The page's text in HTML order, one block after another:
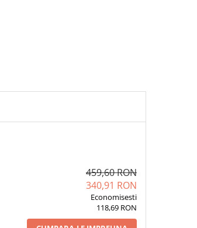
459,60 RON
340,91 RON
Economisesti
118,69 RON